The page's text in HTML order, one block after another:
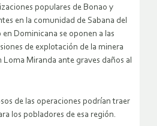
populares de Bonao y
en la comunidad de Sabana del
en Dominicana se oponen a las
de explotación de la minera
Miranda ante graves daños al
de las operaciones podrían traer
los pobladores de esa región.